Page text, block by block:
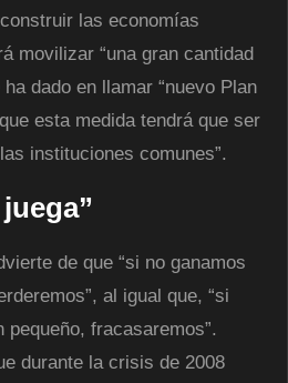
las economías
movilizar “una gran cantidad
dado en llamar “nuevo Plan
esta medida tendrá que ser
instituciones comunes”.
de que “si no ganamos
al igual que, “si
fracasaremos”.
durante la crisis de 2008